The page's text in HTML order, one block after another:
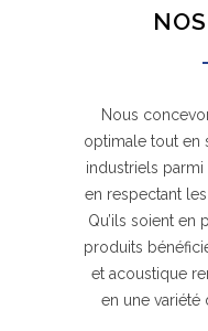
Nous
optimale tout en
industriels
en respectant
Qu’ils soient en
produits
et acoustique
en une variété